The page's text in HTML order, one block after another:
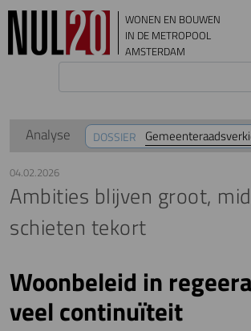
Overslaan en naar de inhoud gaan
WONEN EN BOUWEN
IN DE METROPOOL
AMSTERDAM
DOSSIER
Analyse
04.02.2026
Ambities blijven groot,
schieten tekort
Woonbeleid in
veel continuïteit